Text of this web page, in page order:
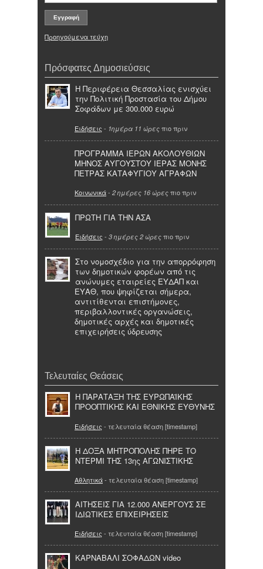
Προηγούμενα τεύχη
Πρόσφατες Δημοσιεύσεις
Η Περιφέρεια Θεσσαλίας ενισχύει
την Πολιτική Προστασία του Δήμου
Σοφάδων με 300.000 ευρώ
Ειδήσεις - 1ημέρα 11 ώρες πιο πριν
ΠΡΟΓΡΑΜΜΑ ΙΕΡΩΝ ΑΚΟΛΟΥΘΙΩΝ
ΜΗΝΟΣ ΑΥΓΟΥΣΤΟΥ ΙΕΡΑΣ ΜΟΝΗΣ
ΠΕΤΡΑΣ ΚΑΤΑΦΥΓΙΟΥ ΑΓΡΑΦΩΝ
Κοινωνικά- 2 ημέρες 16 ώρες πιο πριν
ΠΡΩΤΗ ΓΙΑ ΤΗΝ ΑΣΑ
Ειδήσεις - 3 ημέρες 2 ώρες πιο πριν
Στο νομοσχέδιο για την απορρόφηση
των δημοτικών φορέων από τις
ανώνυμες εταιρείες ΕΥΔΑΠ και
ΕΥΑΘ, που ψηφίζεται σήμερα,
αντιτίθενται επιστήμονες,
περιβαλλοντικές οργανώσεις,
δημοτικές αρχές και δημοτικές
επιχειρήσεις ύδρευσης
Τελευταίες Θεάσεις
Η ΠΑΡΑΤΑΞΗ ΤΗΣ ΕΥΡΩΠΑΪΚΗΣ
ΠΡΟΟΠΤΙΚΗΣ ΚΑΙ ΕΘΝΙΚΗΣ ΕΥΘΥΝΗΣ
Ειδήσεις - τελευταία θέαση [timestamp]
Η ΔΟΞΑ ΜΗΤΡΟΠΟΛΗΣ ΠΗΡΕ ΤΟ
ΝΤΕΡΜΙ ΤΗΣ 13ης ΑΓΩΝΙΣΤΙΚΗΣ
Αθλητικά- τελευταία θέαση [timestamp]
ΑΙΤΗΣΕΙΣ ΓΙΑ 12.000 ΑΝΕΡΓΟΥΣ ΣΕ
ΙΔΙΩΤΙΚΕΣ ΕΠΙΧΕΙΡΗΣΕΙΣ
Ειδήσεις - τελευταία θέαση [timestamp]
ΚΑΡΝΑΒΑΛΙ ΣΟΦΑΔΩΝ video